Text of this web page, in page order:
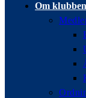
Om klubben